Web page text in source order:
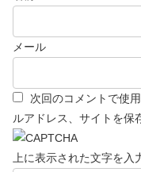
メール
次回のコメントで使
ルアドレス、サイトを保
上に表示された文字を入